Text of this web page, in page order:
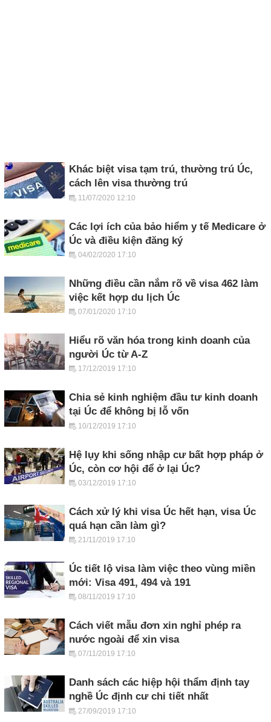
Khác biệt visa tạm trú, thường trú Úc,
cách lên visa thường trú
11/07/2020 12:10
Các lợi ích của bảo hiểm y tế Medicare ở
Úc và điều kiện đăng ký
04/02/2020 17:10
Những điều cần nắm rõ về visa 462 làm
việc kết hợp du lịch Úc
07/01/2020 17:10
Hiểu rõ văn hóa trong kinh doanh của
người Úc từ A-Z
17/12/2019 17:10
Chia sẻ kinh nghiệm đầu tư kinh doanh
tại Úc để không bị lỗ vốn
10/12/2019 17:10
Hệ lụy khi sống nhập cư bất hợp pháp ở
Úc, còn cơ hội để ở lại Úc?
03/12/2019 17:10
Cách xử lý khi visa Úc hết hạn, visa Úc
quá hạn cần làm gì?
21/11/2019 17:10
Úc tiết lộ visa làm việc theo vùng miền
mới: Visa 491, 494 và 191
08/11/2019 17:10
Cách viết mẫu đơn xin nghỉ phép ra
nước ngoài để xin visa
07/11/2019 17:10
Danh sách các hiệp hội thẩm định tay
nghề Úc định cư chi tiết nhất
27/09/2019 17:10